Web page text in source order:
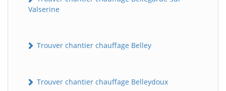
Valserine
Trouver chantier chauffage Belley
Trouver chantier chauffage Belleydoux